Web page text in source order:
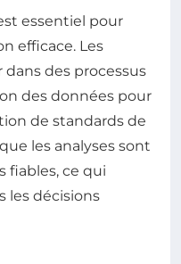
essentiel pour
efficace. Les
des processus
des données pour
de standards de
les analyses sont
fiables, ce qui
les décisions